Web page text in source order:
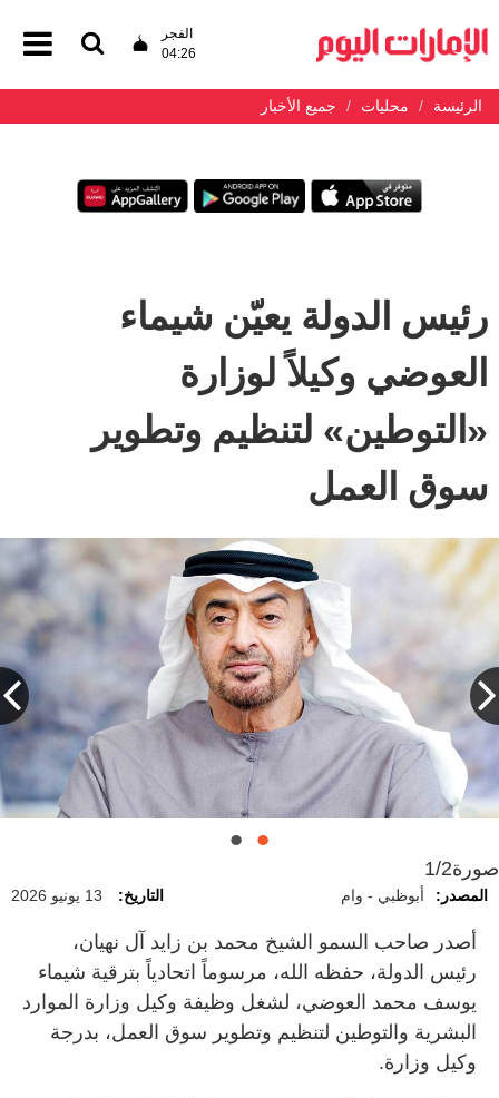
الفجر
04:26
الرئيسة محليات جميع الأخبار
رئيس الدولة يعيّن شيماء
العوضي وكيلاً لوزارة
«التوطين» لتنظيم وتطوير
سوق العمل
صورة1/2
المصدر: أبوظبي - وام التاريخ: 13 يونيو 2026
أصدر صاحب السمو الشيخ محمد بن زايد آل نهيان،
رئيس الدولة، حفظه الله، مرسوماً اتحادياً بترقية شيماء
يوسف محمد العوضي، لشغل وظيفة وكيل وزارة الموارد
البشرية والتوطين لتنظيم وتطوير سوق العمل، بدرجة
وكيل وزارة.